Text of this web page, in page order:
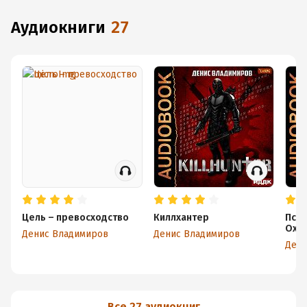
аудиокниги 27
Цель – превосходство
Денис Владимиров
Киллхантер
Денис Владимиров
Псы